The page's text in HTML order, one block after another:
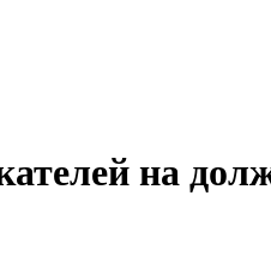
на